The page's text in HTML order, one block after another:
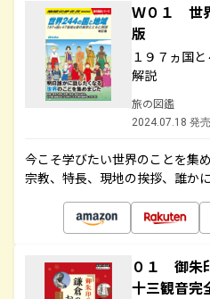
Ｗ０１ 世
版
１９７ヵ国
解説
旅の図鑑
2024.07.18 発売
今こそ学びたい世界のことを集
宗教、特長、現地の挨拶、誰か
０１ 御朱
十三観音